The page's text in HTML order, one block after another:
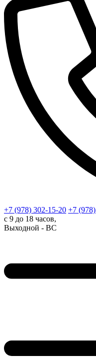
+7 (978) 302-15-20 +7 (978)
с 9 до 18 часов,
Выходной - ВС